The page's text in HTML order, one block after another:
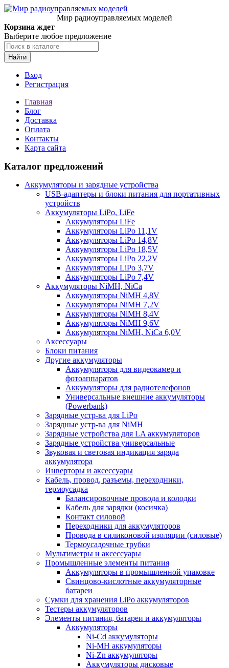
Мир радиоуправляемых моделей
Корзина ждет
Выберите любое предложение
Найти
Вход
Регистрация
Главная
Блог
Доставка
Оплата
Контакты
Карта сайта
Каталог предложений
Аккумуляторы и зарядные устройства
USB-адаптеры и блоки питания для портативных
устройств
Аккумуляторы LiPo, LiFe
Аккумуляторы LiFe
Аккумуляторы LiPo 11,1V
Аккумуляторы LiPo 14,8V
Аккумуляторы LiPo 18,5V
Аккумуляторы LiPo 22,2V
Аккумуляторы LiPo 3,7V
Аккумуляторы LiPo 7,4V
Аккумуляторы NiMH, NiCa
Аккумуляторы NiMH 4,8V
Аккумуляторы NiMH 7,2V
Аккумуляторы NiMH 8,4V
Аккумуляторы NiMH 9,6V
Аккумуляторы NiMH, NiCa 6,0V
Аксессуары
Блоки питания
Другие аккумуляторы
Аккумуляторы для видеокамер и
фотоаппаратов
Аккумуляторы для радиотелефонов
Универсальные внешние аккумуляторы
(Powerbank)
Зарядные устр-ва для LiPo
Зарядные устр-ва для NiMH
Зарядные устройства для LA аккумуляторов
Зарядные устройства универсальные
Звуковая и световая индикация заряда
аккумулятора
Инверторы и аксессуары
Кабель, провод, разъемы, переходники,
термоусадка
Балансировочные провода и колодки
Кабель для зарядки (косичка)
Контакт силовой
Переходники для аккумуляторов
Провода в силиконовой изоляции (силовые)
Термоусадочные трубки
Мультиметры и аксессуары
Промышленные элементы питания
Аккумуляторы в промышленной упаковке
Свинцово-кислотные аккумуляторные
батареи
Сумки для хранения LiPo аккумуляторов
Тестеры аккумуляторов
Элементы питания, батареи и аккумуляторы
Аккумуляторы
Ni-Cd аккумуляторы
Ni-MH аккумуляторы
Ni-Zn аккумуляторы
Аккумуляторы дисковые